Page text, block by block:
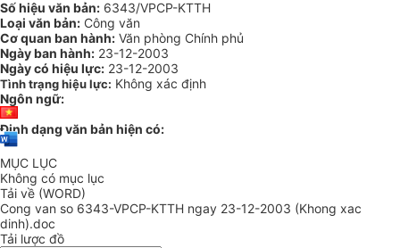
Số hiệu văn bản: 6343/VPCP-KTTH
Loại văn bản: Công văn
Cơ quan ban hành: Văn phòng Chính phủ
Ngày ban hành: 23-12-2003
Ngày có hiệu lực: 23-12-2003
Tình trạng hiệu lực: Không xác định
Ngôn ngữ:
Định dạng văn bản hiện có:
MỤC LỤC
Không có mục lục
Tải về (WORD)
Cong van so 6343-VPCP-KTTH ngay 23-12-2003 (Khong xac
dinh).doc
Tải lược đồ